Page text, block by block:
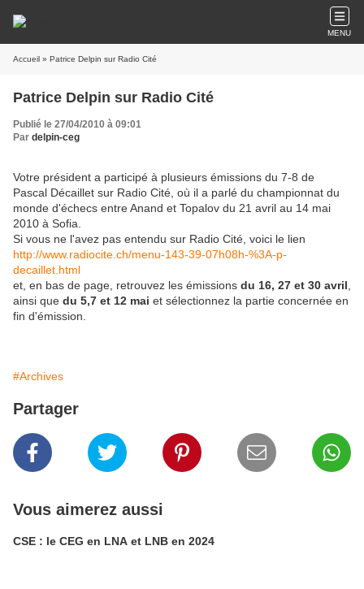
MENU
Accueil » Patrice Delpin sur Radio Cité
Patrice Delpin sur Radio Cité
Publié le 27/04/2010 à 09:01
Par delpin-ceg
Votre président a participé à plusieurs émissions du 7-8 de
Pascal Décaillet sur Radio Cité, où il a parlé du championnat du
monde d'échecs entre Anand et Topalov du 21 avril au 14 mai
2010 à Sofia.
Si vous ne l'avez pas entendu sur Radio Cité, voici le lien
http://www.radiocite.ch/menu-143-39-07h08h-%3A-p-
decaillet.html
et, en bas de page, retrouvez les émissions du 16, 27 et 30 avril
ainsi que du 5,7 et 12 mai et sélectionnez la partie concernée en
fin d'émission.
#Archives
Partager
Vous aimerez aussi
CSE : le CEG en LNA et LNB en 2024